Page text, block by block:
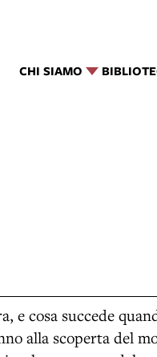
CHI SIAMO
e cosa succede
alla scoperta del